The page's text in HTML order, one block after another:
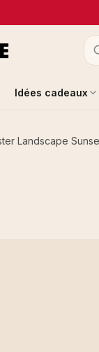
Idées cadeaux
Landscape